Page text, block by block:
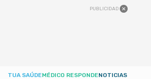
PUBLICIDAD
TUA SAÚDEMÉDICO RESPONDENOTICIAS